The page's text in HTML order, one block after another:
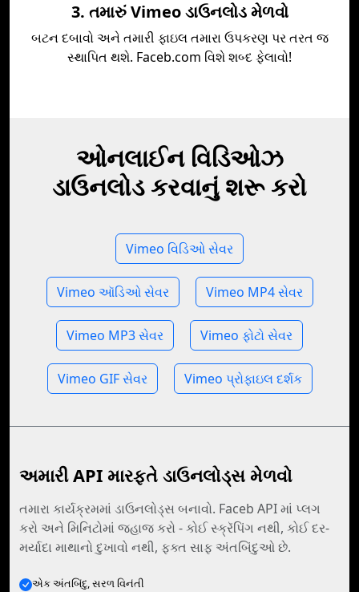
3. તમારું Vimeo ડાઉનલોડ મેળવો
બટન દબાવો અને તમારી ફાઇલ તમારા ઉપકરણ પર તરત જ
સ્થાપિત થશે. Faceb.com વિશે શબ્દ ફેલાવો!
ઓનલાઈન વિડિઓઝ
ડાઉનલોડ કરવાનું શરૂ કરો
Vimeo વિડિઓ સેવર
Vimeo ઑડિઓ સેવર Vimeo MP4 સેવર
Vimeo MP3 સેવર Vimeo ફોટો સેવર
Vimeo GIF સેવર Vimeo પ્રોફાઇલ દર્શક
અમારી API મારફતે ડાઉનલોડ્સ મેળવો
તમારા કાર્યક્રમમાં ડાઉનલોડ્સ બનાવો. Faceb API માં પ્લગ
કરો અને મિનિટોમાં જહાજ કરો - કોઈ સ્ક્રૅપિંગ નથી, કોઈ દર-
મર્યાદા માથાનો દુખાવો નથી, ફક્ત સાફ અંતબિંદુઓ છે.
એક અંતબિંદુ, સરળ વિનંતી